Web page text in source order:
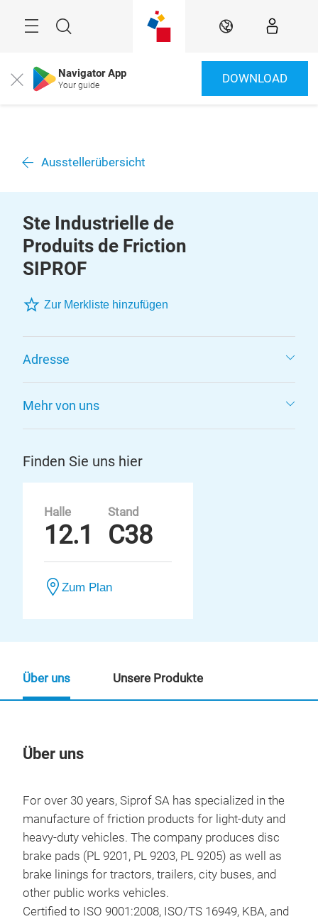
Suche DE
Close Navigator App
Your guide DOWNLOAD
Ausstellerübersicht
Ste Industrielle de
Produits de Friction
SIPROF
Zur Merkliste hinzufügen
Adresse
Mehr von uns
Finden Sie uns hier
Halle
12.1
Stand
C38
Zum Plan
Über uns
For over 30 years, Siprof SA has specialized in the
manufacture of friction products for light-duty and
heavy-duty vehicles. The company produces disc
brake pads (PL 9201, PL 9203, PL 9205) as well as
brake linings for tractors, trailers, city buses, and
other public works vehicles.
Certified to ISO 9001:2008, ISO/TS 16949, KBA, and
Über uns Unsere Produkte